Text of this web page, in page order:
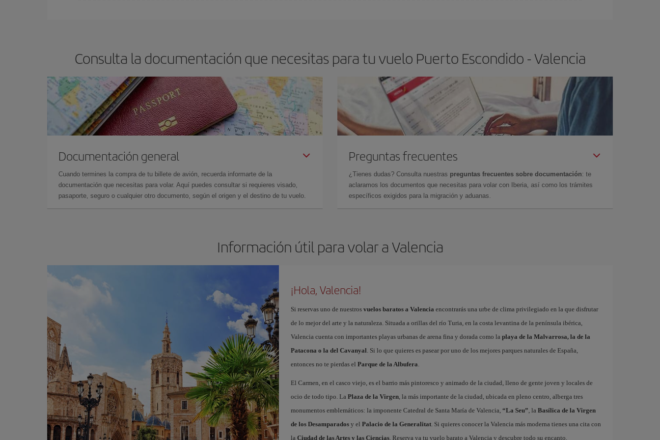
Consulta la documentación que necesitas para tu vuelo Puerto Escondido - Valencia
Documentación general
Cuando termines la compra de tu billete de avión, recuerda informarte de la
documentación que necesitas para volar. Aquí puedes consultar si requieres visado,
pasaporte, seguro o cualquier otro documento, según el origen y el destino de tu vuelo.
Preguntas frecuentes
¿Tienes dudas? Consulta nuestras preguntas frecuentes sobre documentación: te
aclaramos los documentos que necesitas para volar con Iberia, así como los trámites
específicos exigidos para la migración y aduanas.
Información útil para volar a Valencia
¡Hola, Valencia!
Si reservas uno de nuestros vuelos baratos a Valencia encontrarás una urbe de clima privilegiado en la que disfrutar
de lo mejor del arte y la naturaleza. Situada a orillas del río Turia, en la costa levantina de la península ibérica,
Valencia cuenta con importantes playas urbanas de arena fina y dorada como la playa de la Malvarrosa, la de la
Patacona o la del Cavanyal. Si lo que quieres es pasear por uno de los mejores parques naturales de España,
entonces no te pierdas el Parque de la Albufera.
El Carmen, en el casco viejo, es el barrio más pintoresco y animado de la ciudad, lleno de gente joven y locales de
ocio de todo tipo. La Plaza de la Virgen, la más importante de la ciudad, ubicada en pleno centro, alberga tres
monumentos emblemáticos: la imponente Catedral de Santa María de Valencia, “La Seu”, la Basílica de la Virgen
de los Desamparadosy el Palacio de la Generalitat. Si quieres conocer la Valencia más moderna tienes una cita con
la Ciudad de las Artes y las Ciencias. Reserva ya tu vuelo barato a Valencia y descubre todo su encanto.